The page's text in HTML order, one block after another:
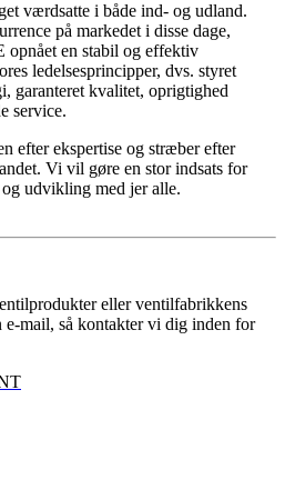
værdsatte i både ind- og udland.
på markedet i disse dage,
en stabil og effektiv
ledelsesprincipper, dvs. styret
garanteret kvalitet, oprigtighed
service.
efter ekspertise og stræber efter
Vi vil gøre en stor indsats for
udvikling med jer alle.
eller ventilfabrikkens
e-mail, så kontakter vi dig inden for